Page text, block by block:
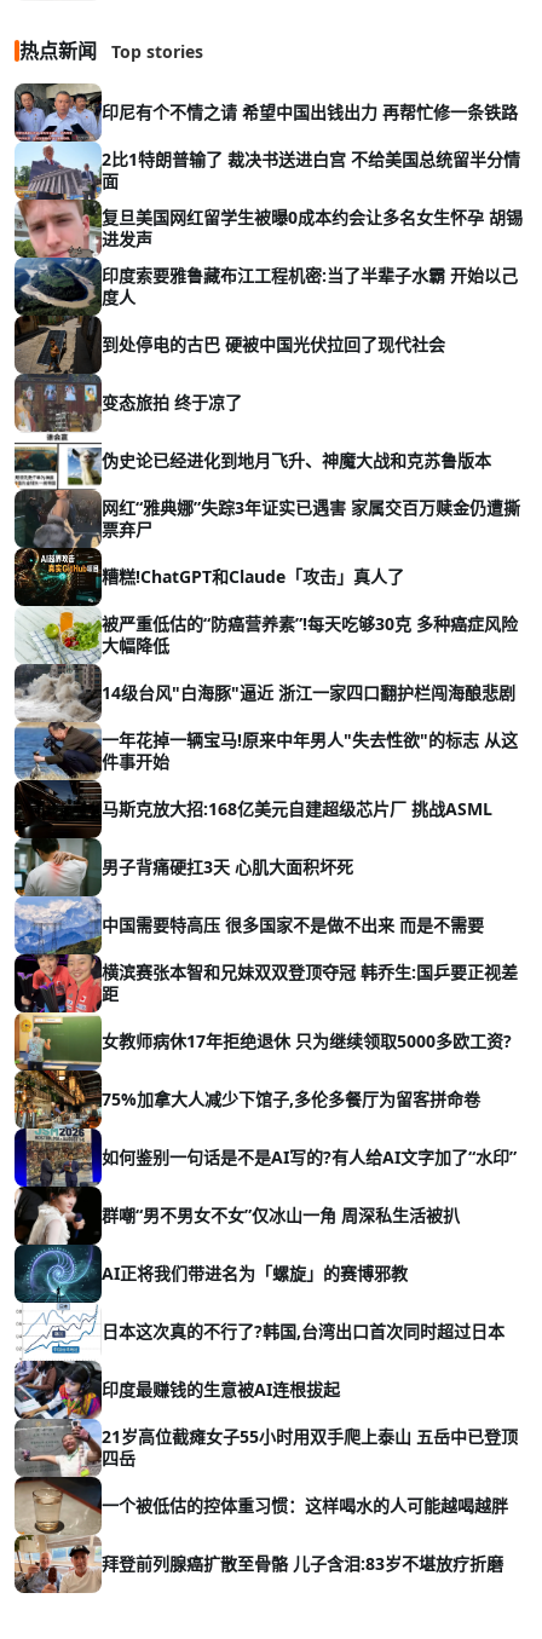
热点新闻 Top stories
印尼有个不情之请 希望中国出钱出力 再帮忙修一条铁路
2比1特朗普输了 裁决书送进白宫 不给美国总统留半分情
面
复旦美国网红留学生被曝0成本约会让多名女生怀孕 胡锡
进发声
印度索要雅鲁藏布江工程机密:当了半辈子水霸 开始以己
度人
到处停电的古巴 硬被中国光伏拉回了现代社会
变态旅拍 终于凉了
伪史论已经进化到地月飞升、神魔大战和克苏鲁版本
网红“雅典娜”失踪3年证实已遇害 家属交百万赎金仍遭撕
票弃尸
糟糕!ChatGPT和Claude「攻击」真人了
被严重低估的“防癌营养素”!每天吃够30克 多种癌症风险
大幅降低
14级台风"白海豚"逼近 浙江一家四口翻护栏闯海酿悲剧
一年花掉一辆宝马!原来中年男人"失去性欲"的标志 从这
件事开始
马斯克放大招:168亿美元自建超级芯片厂 挑战ASML
男子背痛硬扛3天 心肌大面积坏死
中国需要特高压 很多国家不是做不出来 而是不需要
横滨赛张本智和兄妹双双登顶夺冠 韩乔生:国乒要正视差
距
女教师病休17年拒绝退休 只为继续领取5000多欧工资?
75%加拿大人减少下馆子,多伦多餐厅为留客拼命卷
如何鉴别一句话是不是AI写的?有人给AI文字加了“水印”
群嘲“男不男女不女”仅冰山一角 周深私生活被扒
AI正将我们带进名为「螺旋」的赛博邪教
日本这次真的不行了?韩国,台湾出口首次同时超过日本
印度最赚钱的生意被AI连根拔起
21岁高位截瘫女子55小时用双手爬上泰山 五岳中已登顶
四岳
一个被低估的控体重习惯：这样喝水的人可能越喝越胖
拜登前列腺癌扩散至骨骼 儿子含泪:83岁不堪放疗折磨